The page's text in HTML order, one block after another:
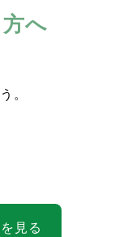
へ
。
見る